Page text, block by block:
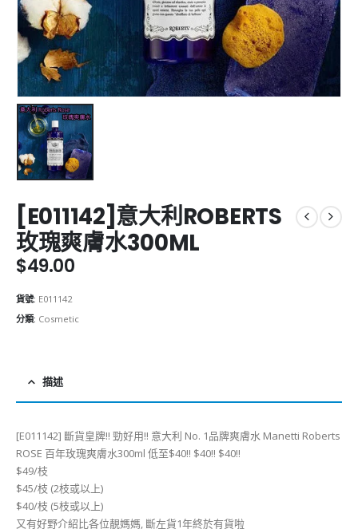
[E011142]意大利ROBERTS
玫瑰爽膚水300ML
$49.00
貨號: E011142
分類: Cosmetic
描述
[E011142] 斷貨皇牌!! 勁好用!! 意大利 No. 1品牌爽膚水 Manetti Roberts
ROSE 百年玫瑰爽膚水300ml 低至$40!! $40!! $40!!
$49/枝
$45/枝 (2枝或以上)
$40/枝 (5枝或以上)
又有好野介紹比各位靚媽媽, 斷左貨1年終於有貨啦